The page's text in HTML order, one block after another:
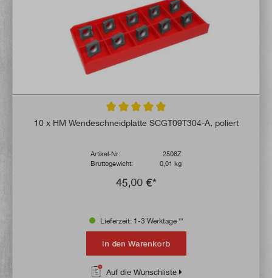
Durchschnittliche Bewertung von 5 von 5
10 x HM Wendeschneidplatte SCGT09T304-A, poliert
Artikel-Nr:
2508Z
Bruttogewicht:
0,01 kg
45,00 €*
Lieferzeit: 1-3 Werktage **
In den Warenkorb
Auf die Wunschliste